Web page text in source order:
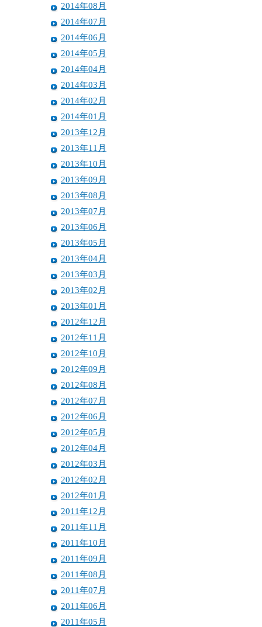
2014年08月
2014年07月
2014年06月
2014年05月
2014年04月
2014年03月
2014年02月
2014年01月
2013年12月
2013年11月
2013年10月
2013年09月
2013年08月
2013年07月
2013年06月
2013年05月
2013年04月
2013年03月
2013年02月
2013年01月
2012年12月
2012年11月
2012年10月
2012年09月
2012年08月
2012年07月
2012年06月
2012年05月
2012年04月
2012年03月
2012年02月
2012年01月
2011年12月
2011年11月
2011年10月
2011年09月
2011年08月
2011年07月
2011年06月
2011年05月